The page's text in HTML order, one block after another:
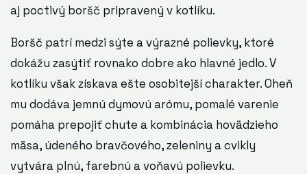
aj poctivý boršč pripravený v kotlíku.
Boršč patrí medzi sýte a výrazné polievky, ktoré
dokážu zasýtiť rovnako dobre ako hlavné jedlo. V
kotlíku však získava ešte osobitejší charakter. Oheň
mu dodáva jemnú dymovú arómu, pomalé varenie
pomáha prepojiť chute a kombinácia hovädzieho
mäsa, údeného bravčového, zeleniny a cvikly
vytvára plnú, farebnú a voňavú polievku.